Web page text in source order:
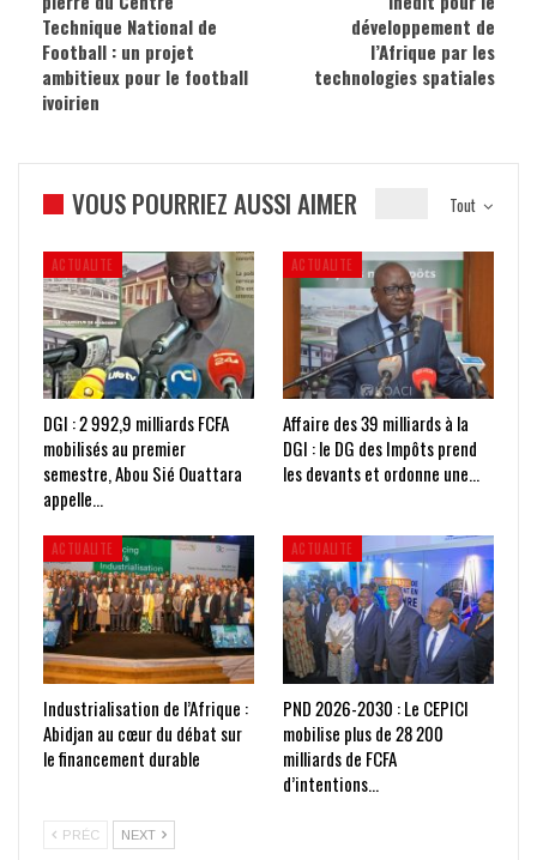
Technique National de
Football : un projet
ambitieux pour le football
ivoirien
développement de
l’Afrique par les
technologies spatiales
Tout
VOUS POURRIEZ AUSSI AIMER
ACTUALITE
DGI : 2 992,9 milliards FCFA
mobilisés au premier
semestre, Abou Sié Ouattara
appelle…
ACTUALITE
Affaire des 39 milliards à la
DGI : le DG des Impôts prend
les devants et ordonne une…
ACTUALITE
Industrialisation de l’Afrique :
Abidjan au cœur du débat sur
le financement durable
ACTUALITE
PND 2026-2030 : Le CEPICI
mobilise plus de 28 200
milliards de FCFA
d’intentions…
PRÉC NEXT